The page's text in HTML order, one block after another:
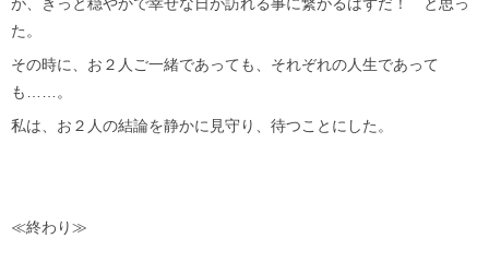
た。
その時に、お２人ご一緒であっても、それぞれの人生であって
も……。
私は、お２人の結論を静かに見守り、待つことにした。
≪終わり≫